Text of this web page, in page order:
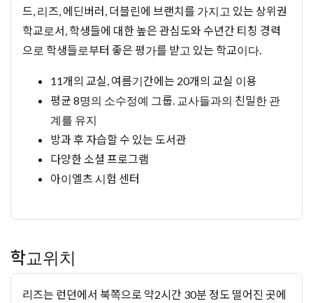
드, 리즈, 에딘버러, 더블린에 브랜치를 가지고 있는 상위권
학교로서, 학생들에 대한 높은 관심도와 수년간 티칭 경력
으로 학생들로부터 좋은 평가를 받고 있는 학교이다.
11개의 교실, 여름기간에는 20개의 교실 이용
평균 8명의 소수정예 그룹. 교사들과의 친밀한 관
계를 유지
방과 후 자습할 수 있는 도서관
다양한 소셜 프로그램
아이엘츠 시험 센터
학교위치
리즈는 런던에서 북쪽으로 약2시간 30분 정도 떨어진 곳에